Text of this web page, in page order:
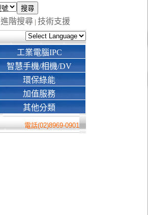
進階搜尋 | 技術支援
工業電腦IPC
智慧手機/相機/DV
環保綠能
加值服務
其他分類
電話(02)8969-0901